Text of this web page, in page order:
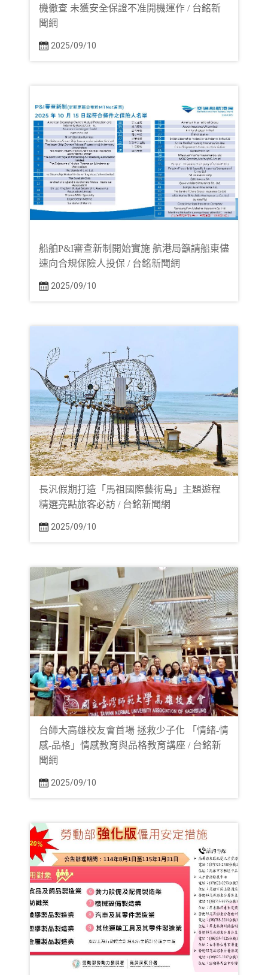
機徹查 未獲安全保證不准開機運作 / 台銘新
聞網
2025/09/10
船舶P&I審查新制開始實施 航港局籲請船東儘
速向合規保險人投保 / 台銘新聞網
2025/09/10
長汎假期打造「馬祖國際藝術島」主題遊程
精選亮點旅客必訪 / 台銘新聞網
2025/09/10
台師大高雄校友會首場 拯救少子化 「情緒-情
感-品格」情感教育與品格教育講座 / 台銘新
聞網
2025/09/10